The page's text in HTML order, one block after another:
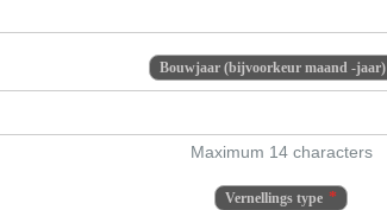
Bouwjaar (bijvoorkeur maand -jaar)
Maximum 14 characters
Vernellings type